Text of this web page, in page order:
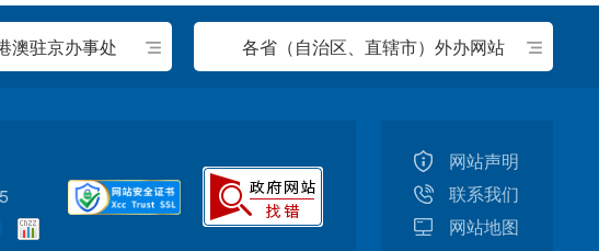
澳驻京办事处 各省（自治区、直辖市）外办网站
网站声明
联系我们
网站地图